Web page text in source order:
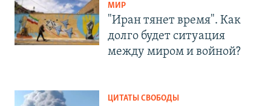
МИР
"Иран тянет время". Как
долго будет ситуация
между миром и войной?
ЦИТАТЫ СВОБОДЫ